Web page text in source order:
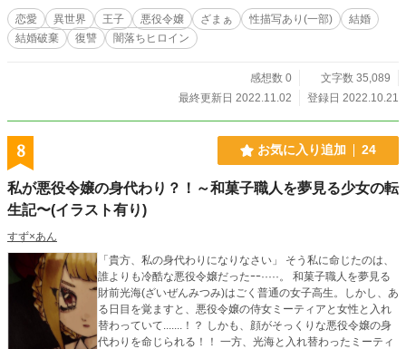
恋愛 異世界 王子 悪役令嬢 ざまぁ 性描写あり(一部)
結婚
結婚破棄
復讐 闇落ちヒロイン
感想数 0
文字数 35,089
最終更新日 2022.11.02
登録日 2022.10.21
8 お気に入り追加 24
私が悪役令嬢の身代わり？！～和菓子職人を夢見る少女の転
生記〜(イラスト有り)
すず×あん
「貴方、私の身代わりになりなさい」 そう私に命じたのは、
誰よりも冷酷な悪役令嬢だったｰｰ·····。 和菓子職人を夢見る
財前光海(ざいぜんみつみ)はごく普通の女子高生。しかし、あ
る日目を覚ますと、悪役令嬢の侍女ミーティアと女性と入れ
替わっていて.......！？ しかも、顔がそっくりな悪役令嬢の身
代わりを命じられる！！ 一方、光海と入れ替わったミーティ